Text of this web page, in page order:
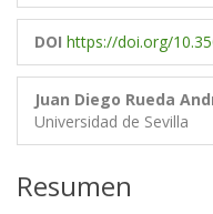
DOI https://doi.org/
Juan Diego Rueda
Universidad de Sevilla
Resumen